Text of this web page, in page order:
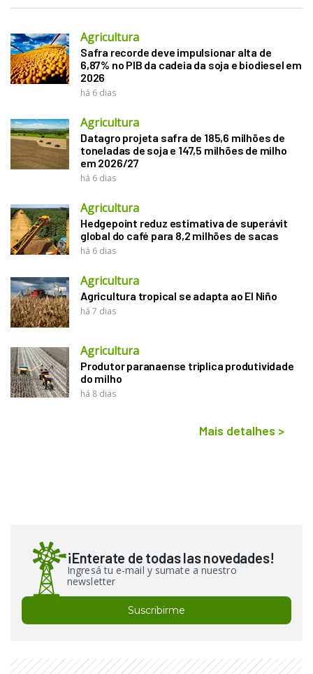
Agricultura
Safra recorde deve impulsionar alta de
6,87% no PIB da cadeia da soja e biodiesel em
2026
há 6 dias
Agricultura
Datagro projeta safra de 185,6 milhões de
toneladas de soja e 147,5 milhões de milho
em 2026/27
há 6 dias
Agricultura
Hedgepoint reduz estimativa de superávit
global do café para 8,2 milhões de sacas
há 6 dias
Agricultura
Agricultura tropical se adapta ao El Niño
há 7 dias
Agricultura
Produtor paranaense triplica produtividade
do milho
há 8 dias
Mais detalhes >
¡Enterate de todas las novedades!
Ingresá tu e-mail y sumate a nuestro
newsletter
Suscribirme